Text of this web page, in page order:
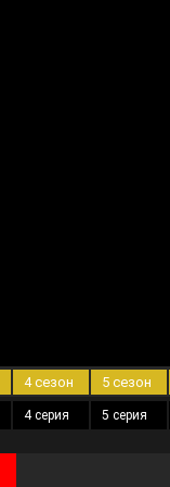
4 сезон 5 сезон
4 серия 5 серия